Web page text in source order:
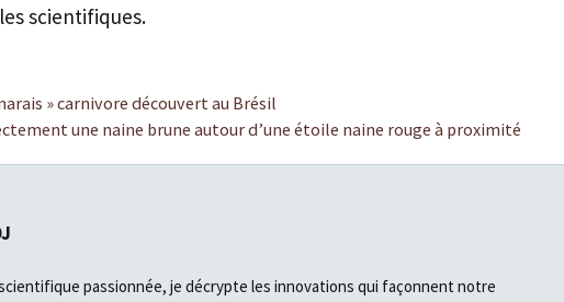
scientifiques.
» carnivore découvert au Brésil
une naine brune autour d’une étoile naine rouge à proximité
passionnée, je décrypte les innovations qui façonnent notre